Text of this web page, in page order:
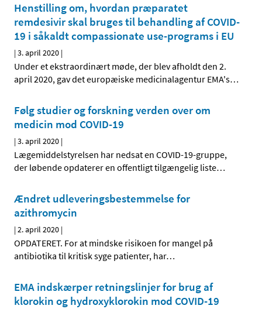
Henstilling om, hvordan præparatet
remdesivir skal bruges til behandling af COVID-
19 i såkaldt compassionate use-programs i EU
|3. april 2020 |
Under et ekstraordinært møde, der blev afholdt den 2.
april 2020, gav det europæiske medicinalagentur EMA's…
Følg studier og forskning verden over om
medicin mod COVID-19
|3. april 2020 |
Lægemiddelstyrelsen har nedsat en COVID-19-gruppe,
der løbende opdaterer en offentligt tilgængelig liste…
Ændret udleveringsbestemmelse for
azithromycin
|2. april 2020 |
OPDATERET. For at mindske risikoen for mangel på
antibiotika til kritisk syge patienter, har…
EMA indskærper retningslinjer for brug af
klorokin og hydroxyklorokin mod COVID-19